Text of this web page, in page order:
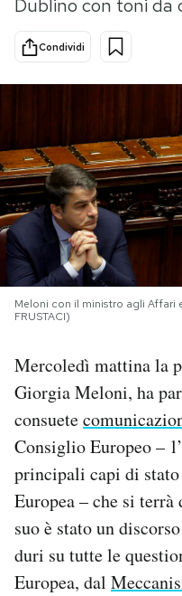
Sport
NEWSLETTER
I MIEI PREFERITI
SHOP
CALENDARIO
AREA PERSONALE
Area Personale
Regala il Post
Hai bisogno di aiuto?
Esci
Dublino con toni da
Condividi
Meloni con il ministro agli Affari
FRUSTACI)
Mercoledì mattina la
Giorgia Meloni, ha
consuete
Consiglio Europeo –
principali capi di
Europea – che si
suo è stato un
duri su tutte le
Europea, dal